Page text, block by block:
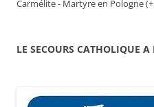
Carmélite - Martyre en Pologne
LE SECOURS CATHOLIQUE